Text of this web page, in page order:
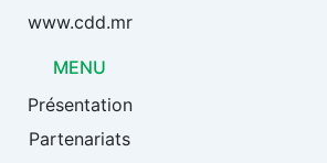
www.cdd.mr
MENU
Présentation
Partenariats